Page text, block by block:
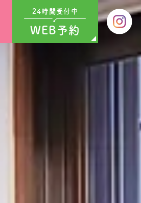
24時間受付中
WEB予約